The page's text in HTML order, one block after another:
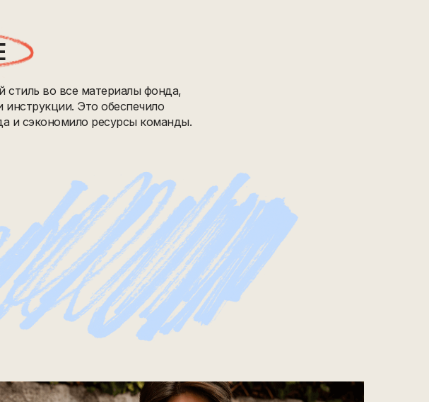
стиль во все материалы фонда,
Это обеспечило
и сэкономило ресурсы команды.